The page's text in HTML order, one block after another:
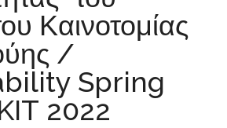
Καινοτομίας
/
Spring
2022